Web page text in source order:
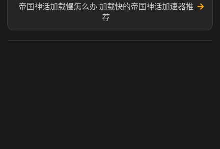
帝国神话加载慢怎么办 加载快的帝国神话加速器推
荐
→